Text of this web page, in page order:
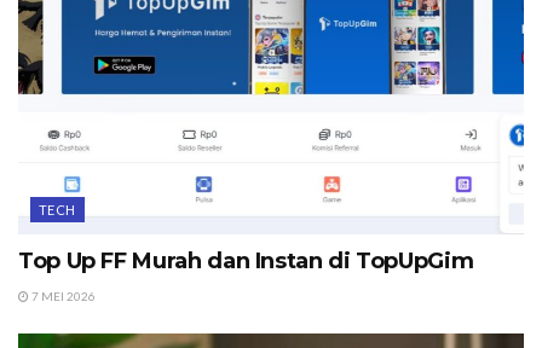
TECH
Top Up FF Murah dan Instan di TopUpGim
7 MEI 2026